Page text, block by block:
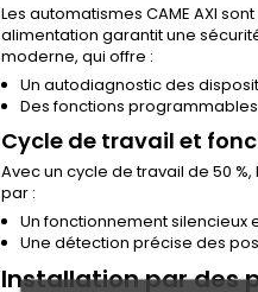
Les automatismes CAME AXI
alimentation garantit une
moderne, qui offre :
Un autodiagnostic des
Des fonctions
Cycle de travail et
Avec un cycle de travail de 50
par :
Un fonctionnement silencieux
Une détection précise des
Installation par des